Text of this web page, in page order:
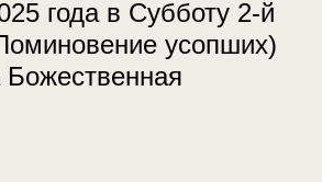
года в Субботу 2-й
усопших)